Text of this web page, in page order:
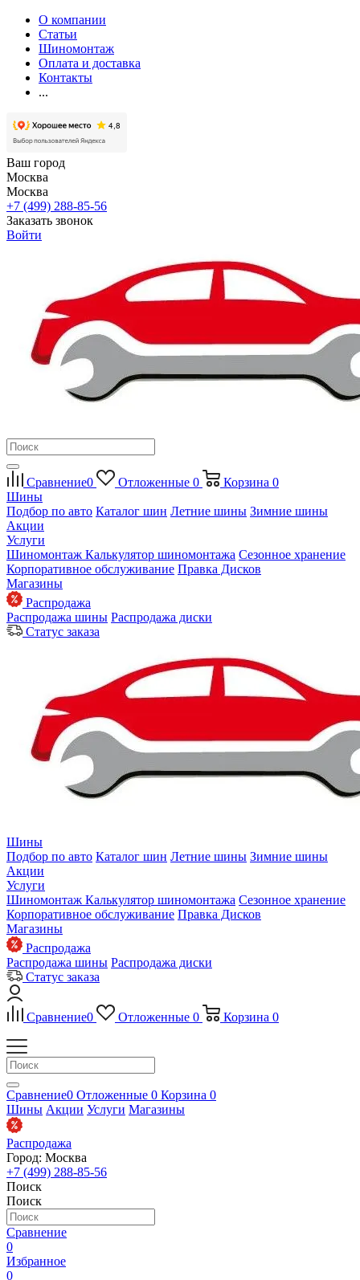
О компании
Статьи
Шиномонтаж
Оплата и доставка
Контакты
...
Ваш город
Москва
Москва
+7 (499) 288-85-56
Заказать звонок
Войти
Сравнение0 Отложенные 0 Корзина 0
Шины
Подбор по авто Каталог шин Летние шины Зимние шины
Акции
Услуги
Шиномонтаж Калькулятор шиномонтажа Сезонное хранение
Корпоративное обслуживание Правка Дисков
Магазины
Распродажа
Распродажа шины Распродажа диски
Статус заказа
Шины
Подбор по авто Каталог шин Летние шины Зимние шины
Акции
Услуги
Шиномонтаж Калькулятор шиномонтажа Сезонное хранение
Корпоративное обслуживание Правка Дисков
Магазины
Распродажа
Распродажа шины Распродажа диски
Статус заказа
Сравнение0 Отложенные 0 Корзина 0
Сравнение0 Отложенные 0 Корзина 0
Шины Акции Услуги Магазины
Распродажа
Город: Москва
+7 (499) 288-85-56
Поиск
Поиск
Сравнение
0
Избранное
0